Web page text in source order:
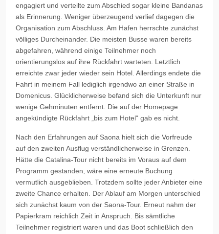
engagiert und verteilte zum Abschied sogar kleine Bandanas
als Erinnerung. Weniger überzeugend verlief dagegen die
Organisation zum Abschluss. Am Hafen herrschte zunächst
völliges Durcheinander. Die meisten Busse waren bereits
abgefahren, während einige Teilnehmer noch
orientierungslos auf ihre Rückfahrt warteten. Letztlich
erreichte zwar jeder wieder sein Hotel. Allerdings endete die
Fahrt in meinem Fall lediglich irgendwo an einer Straße in
Domenicus. Glücklicherweise befand sich die Unterkunft nur
wenige Gehminuten entfernt. Die auf der Homepage
angekündigte Rückfahrt „bis zum Hotel“ gab es nicht.
Nach den Erfahrungen auf Saona hielt sich die Vorfreude
auf den zweiten Ausflug verständlicherweise in Grenzen.
Hätte die Catalina-Tour nicht bereits im Voraus auf dem
Programm gestanden, wäre eine erneute Buchung
vermutlich ausgeblieben. Trotzdem sollte jeder Anbieter eine
zweite Chance erhalten. Der Ablauf am Morgen unterschied
sich zunächst kaum von der Saona-Tour. Erneut nahm der
Papierkram reichlich Zeit in Anspruch. Bis sämtliche
Teilnehmer registriert waren und das Boot schließlich den